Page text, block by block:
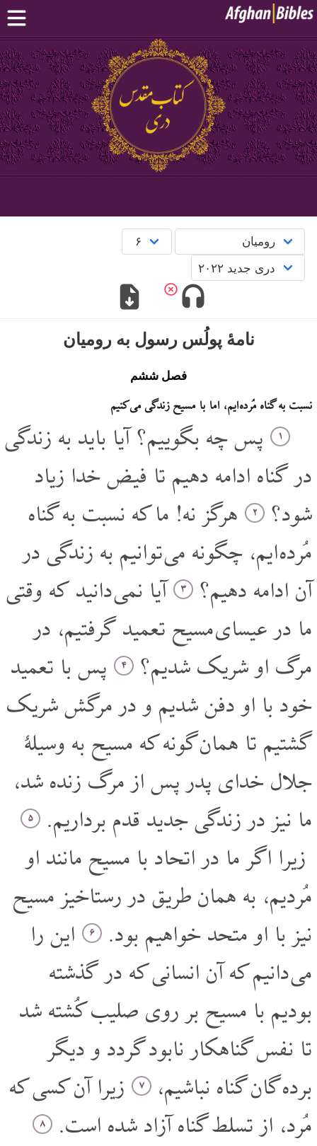
صفحه اصلی
کتاب مقدس دری کتاب مقدس پشتو
بیشتر: بلوچی · هزارگی · ترکمنی
اپلیکیشن‌های موبایل
نامۀ پولُس رسول به رومیان
فصل ششم
نسبت به گناه مُرده ایم، اما با مسیح زندگی می کنیم
۱ پس چه بگوییم؟ آیا باید به زندگی
در گناه ادامه دهیم تا فیض خدا زیاد
شود؟
۲ هرگز نه! ما که نسبت به گناه
مُرده ایم، چگونه می توانیم به زندگی در
آن ادامه دهیم؟
۳ آیا نمی دانید که وقتی
ما در عیسای مسیح تعمید گرفتیم، در
مرگ او شریک شدیم؟
۴ پس با تعمید
خود با او دفن شدیم و در مرگش شریک
گشتیم تا همان گونه که مسیح به وسیلۀ
جلال خدای پدر پس از مرگ زنده شد،
ما نیز در زندگی جدید قدم برداریم.
۵
زیرا اگر ما در اتحاد با مسیح مانند او
مُردیم، به همان طریق در رستاخیز مسیح
نیز با او متحد خواهیم بود.
۶ این را
می دانیم که آن انسانی که در گذشته
بودیم با مسیح بر روی صلیب کُشته شد
تا نفس گناهکار نابود گردد و دیگر
برده گان گناه نباشیم،
۷ زیرا آن کسی که
مُرد، از تسلط گناه آزاد شده است.
۸